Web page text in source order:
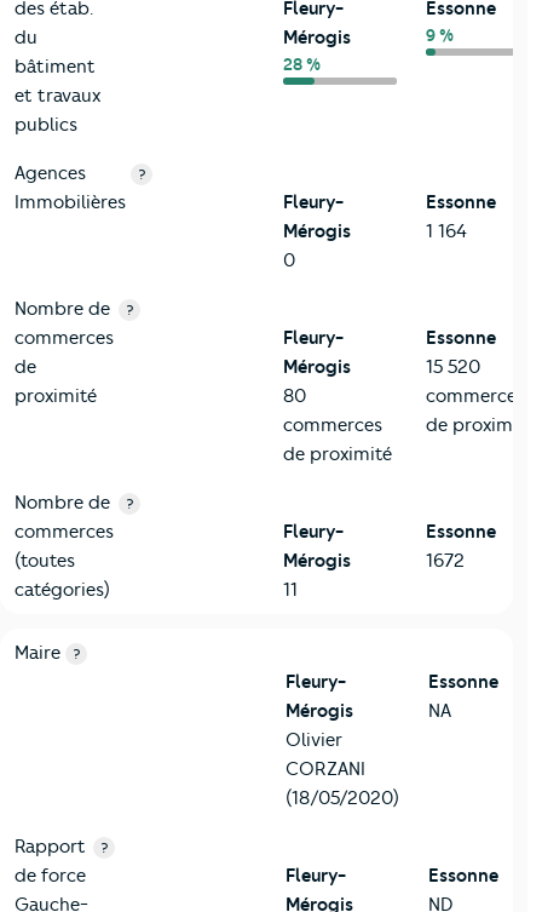
des étab.
du
bâtiment
et travaux
publics
Fleury-
Mérogis
28 %
Essonne
9 %
Agences
Immobilières
?
Fleury-
Mérogis
0
Essonne
1 164
Nombre de
commerces
de
proximité
?
Fleury-
Mérogis
80
commerces
de proximité
Essonne
15 520
commerces
de proximité
Nombre de
commerces
(toutes
catégories)
?
Fleury-
Mérogis
11
Essonne
1672
6-Politique
Critères
Maire ?
Fleury-
Mérogis
Olivier
CORZANI
(18/05/2020)
Essonne
NA
Rapport
de force
Gauche-
?
Fleury-
Mérogis
Essonne
ND